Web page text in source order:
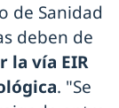
de Sanidad
deben de
la vía EIR
. "Se